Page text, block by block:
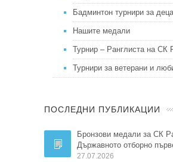
Бадминтон турнири за деца
Нашите медали
Турнир – Ранглиста на СК
Турнири за ветерани и
ПОСЛЕДНИ ПУБЛИКАЦИИ
Бронзови медали за СК
Държавното отборно
27.07.2026